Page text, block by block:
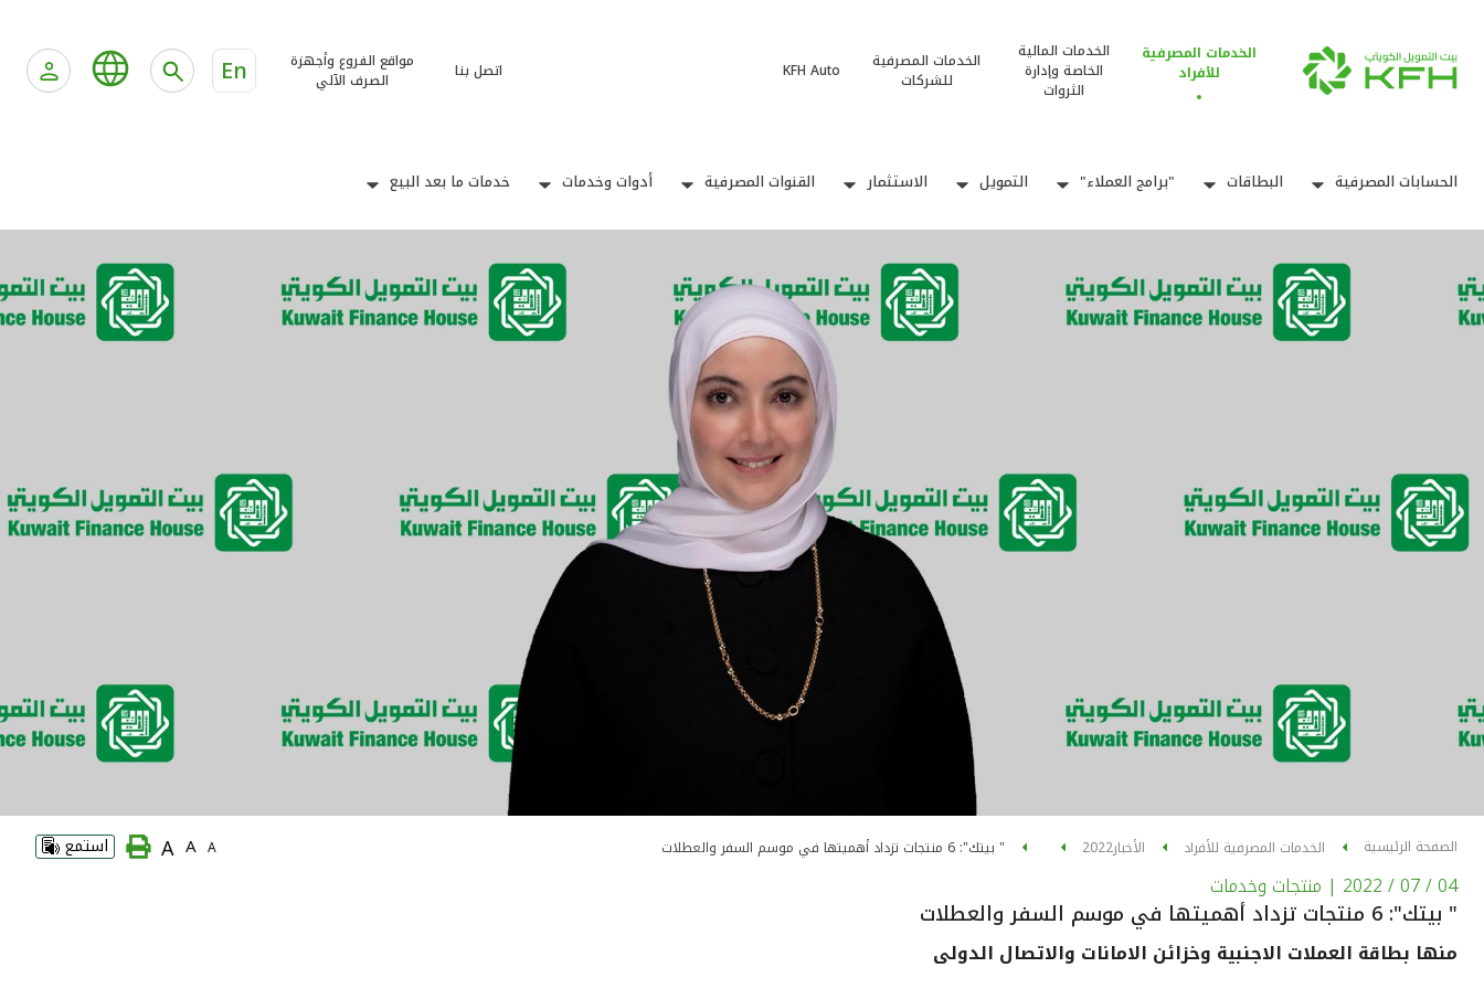
الخدمات المصرفية
للأفراد
الخدمات المالية
الخاصة وإدارة
الثروات
الخدمات المصرفية
للشركات
KFH Auto اتصل بنا
مواقع الفروع وأجهزة
الصرف الآلي
En
الحسابات المصرفية البطاقات "برامج العملاء" التمويل الاستثمار القنوات المصرفية أدوات وخدمات خدمات ما بعد البيع
الصفحة الرئيسية الخدمات المصرفية للأفراد الأخبار2022 " بيتك": 6 منتجات تزداد أهميتها في موسم السفر والعطلات A
A
A استمع
04 / 07 / 2022 | منتجات وخدمات
" بيتك": 6 منتجات تزداد أهميتها في موسم السفر والعطلات
منها بطاقة العملات الاجنبية وخزائن الامانات والاتصال الدولى